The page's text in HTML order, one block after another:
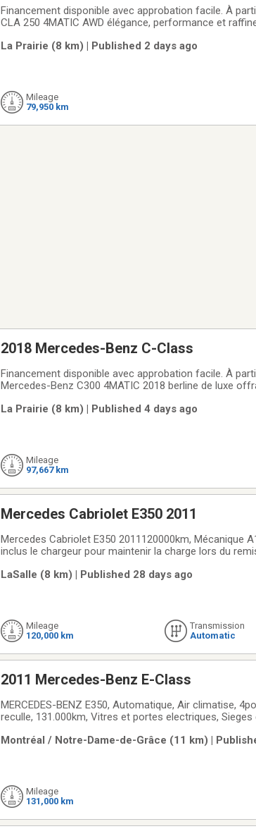
Financement disponible avec approbation facile. À
CLA 250 4MATIC AWD élégance, performance et
AWD assurant une adhérence
La Prairie (8 km) | Published 2 days ago
Mileage
79,950 km
2018 Mercedes-Benz C-Class
Financement disponible avec approbation facile. À
Mercedes-Benz C300 4MATIC 2018 berline de luxe
efficacité énergétique.-Traction intégrale
La Prairie (8 km) | Published 4 days ago
Mileage
97,667 km
Mercedes Cabriolet E350 2011
Mercedes Cabriolet E350 2011120000km, Mécanique
inclus le chargeur pour maintenir la charge lors du
LaSalle (8 km) | Published 28 days ago
Mileage
120,000 km
Transmission
Automatic
2011 Mercedes-Benz E-Class
MERCEDES-BENZ E350, Automatique, Air climatise,
reculle, 131.000km, Vitres et portes electriques,
AMG!!!Rapport carfax disponible!!!
Montréal / Notre-Dame-de-Grâce (11 km) |
Mileage
131,000 km